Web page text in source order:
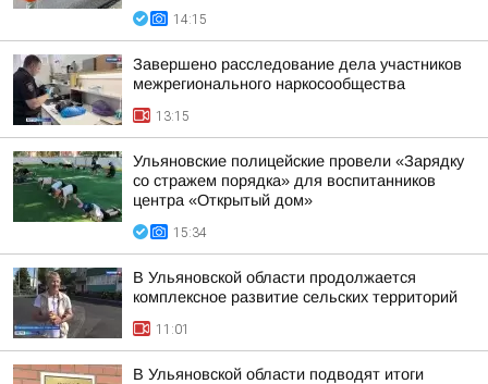
14:15
Завершено расследование дела участников
межрегионального наркосообщества
13:15
Ульяновские полицейские провели «Зарядку
со стражем порядка» для воспитанников
центра «Открытый дом»
15:34
В Ульяновской области продолжается
комплексное развитие сельских территорий
11:01
В Ульяновской области подводят итоги